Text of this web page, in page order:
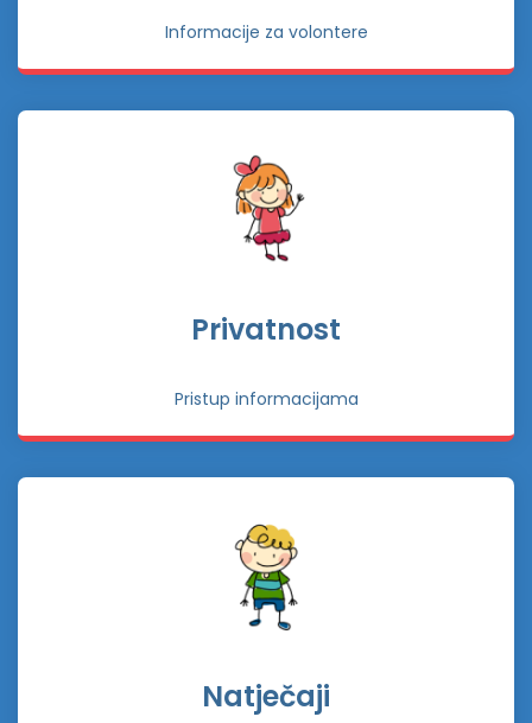
Informacije za volontere
Privatnost
Pristup informacijama
Natječaji